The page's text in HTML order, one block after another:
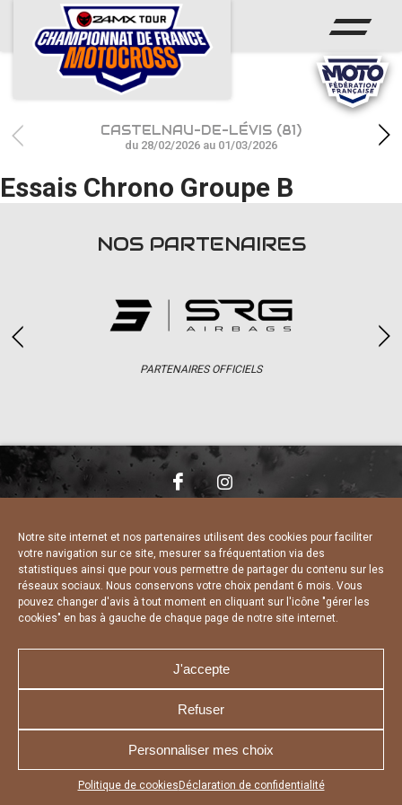
Notre site internet et nos partenaires utilisent des cookies pour faciliter
votre navigation sur ce site, mesurer sa fréquentation via des
statistiques ainsi que pour vous permettre de partager du contenu sur les
réseaux sociaux. Nous conservons votre choix pendant 6 mois. Vous
pouvez changer d'avis à tout moment en cliquant sur l'icône "gérer les
cookies" en bas à gauche de chaque page de notre site internet.
J'accepte
Refuser
Personnaliser mes choix
Politique de cookies Déclaration de confidentialité
Appuyez sur le bouton partager en bas de votre
ACCUEIL
ACTUS
CALENDRIER
RÉSULTATS
PHOTOS / WEB TV
CASTELNAU-DE-LÉVIS (81)
du 28/02/2026 au 01/03/2026
Essais Chrono Groupe B
NOS PARTENAIRES
PARTENAIRES OFFICIELS
CHARTE DE CONFIDENTIALITÉ
DÉCLARATION DE CONFIDENTIALITÉ
POLITIQUE D’UTILISATION DES COOKIES
RÉALISÉ PAR L’AGENCE WEB A3 WEB